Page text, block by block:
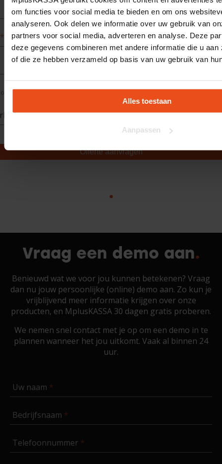
om functies voor social media te bieden en om ons
analyseren. Ook delen we informatie over uw gebruik van
partners voor social media, adverteren en analyse. Deze
deze gegevens combineren met andere informatie die u
of die ze hebben verzameld op basis van uw gebruik van
Alles toestaan
Aanpassen
Huisnummer
pc uitproberen?
voor...
Offerte aanvragen
Vraag een demo aan
Benieuwd wat we voor jou kunnen betekenen? Vraag
dan nu jouw persoonlijke (online) demo aan. Zo kun je
vrijblijvend meer informatie krijgen over onze
producten, en MplusKASSA 30 dagen gratis proberen.
We nemen snel contact met je op om een demo in te
plannen wanneer het jou uitkomt. Vaak al binnen 24
uur.
Uw naam
Bedrijfsnaam
Telefoonnummer